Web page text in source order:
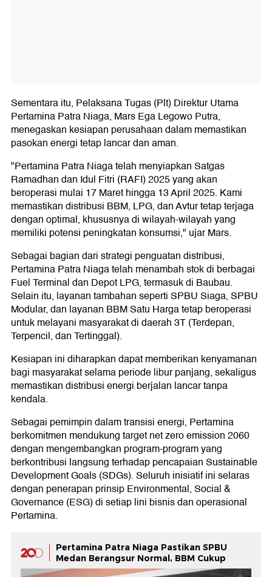
Sementara itu, Pelaksana Tugas (Plt) Direktur Utama
Pertamina Patra Niaga, Mars Ega Legowo Putra,
menegaskan kesiapan perusahaan dalam memastikan
pasokan energi tetap lancar dan aman.
"Pertamina Patra Niaga telah menyiapkan Satgas
Ramadhan dan Idul Fitri (RAFI) 2025 yang akan
beroperasi mulai 17 Maret hingga 13 April 2025. Kami
memastikan distribusi BBM, LPG, dan Avtur tetap terjaga
dengan optimal, khususnya di wilayah-wilayah yang
memiliki potensi peningkatan konsumsi," ujar Mars.
Sebagai bagian dari strategi penguatan distribusi,
Pertamina Patra Niaga telah menambah stok di berbagai
Fuel Terminal dan Depot LPG, termasuk di Baubau.
Selain itu, layanan tambahan seperti SPBU Siaga, SPBU
Modular, dan layanan BBM Satu Harga tetap beroperasi
untuk melayani masyarakat di daerah 3T (Terdepan,
Terpencil, dan Tertinggal).
Kesiapan ini diharapkan dapat memberikan kenyamanan
bagi masyarakat selama periode libur panjang, sekaligus
memastikan distribusi energi berjalan lancar tanpa
kendala.
Sebagai pemimpin dalam transisi energi, Pertamina
berkomitmen mendukung target net zero emission 2060
dengan mengembangkan program-program yang
berkontribusi langsung terhadap pencapaian Sustainable
Development Goals (SDGs). Seluruh inisiatif ini selaras
dengan penerapan prinsip Environmental, Social &
Governance (ESG) di setiap lini bisnis dan operasional
Pertamina.
Pertamina Patra Niaga Pastikan SPBU
Medan Berangsur Normal, BBM Cukup